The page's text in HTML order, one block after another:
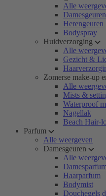
Alle
Damesgeuren
Herengeuren
Bodyspray
Huidverzorging
Alle
Gezicht &
Zomerse make-up
Alle
Mists &
Waterproof
Nagellak
Beach Hair-
Parfum
Alle weergeven
Damesgeuren
Alle
Damesparfum
Haarparfum
Bodymist
Douchegels